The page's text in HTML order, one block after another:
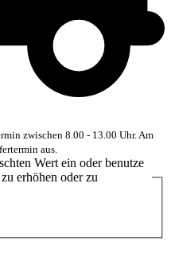
zwischen 8.00 - 13.00 Uhr. Am
aus.
Wert ein oder benutze
erhöhen oder zu